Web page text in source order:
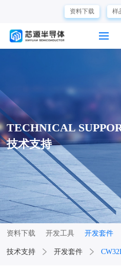
资料下载 样
TECHNICAL
技术支持
技术支持 开发套件
资料下载 开发工具 开发套件